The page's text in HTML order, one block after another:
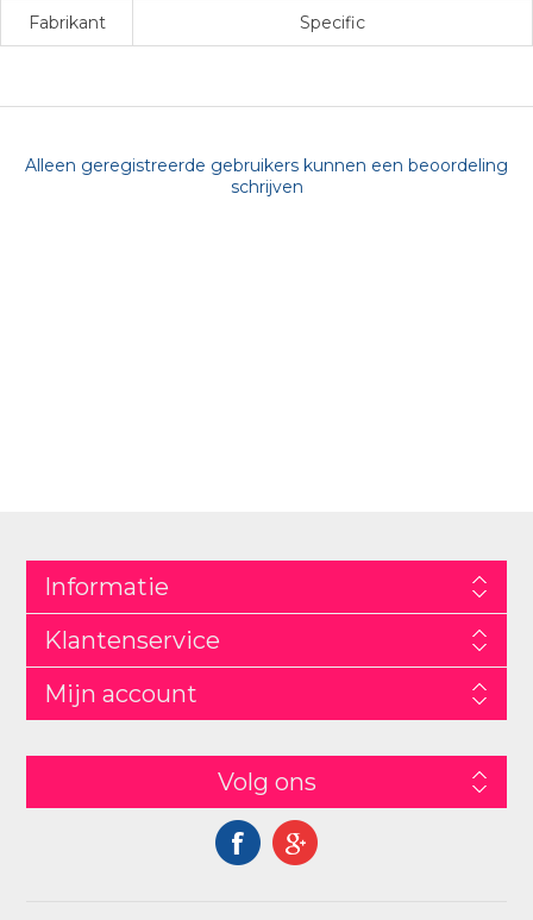
Fabrikant
Specific
Alleen geregistreerde gebruikers kunnen een beoordeling
schrijven
Informatie
Klantenservice
Mijn account
Volg ons